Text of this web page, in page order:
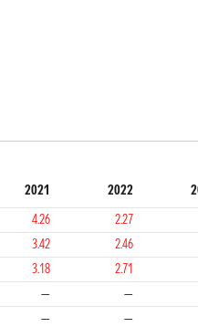
2021 2022
4.26
2.27
3.42
2.46
3.18
2.71
—
—
—
—